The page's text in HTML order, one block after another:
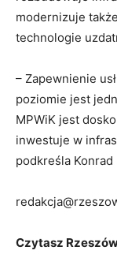
modernizuje
technologie
– Zapewnienie
poziomie jest
MPWiK jest
inwestuje w
podkreśla Konrad
Czytasz